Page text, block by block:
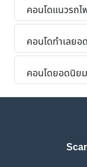
คอนโดแนวรถไ
คอนโดทำเลย
คอนโดยอดนิยม